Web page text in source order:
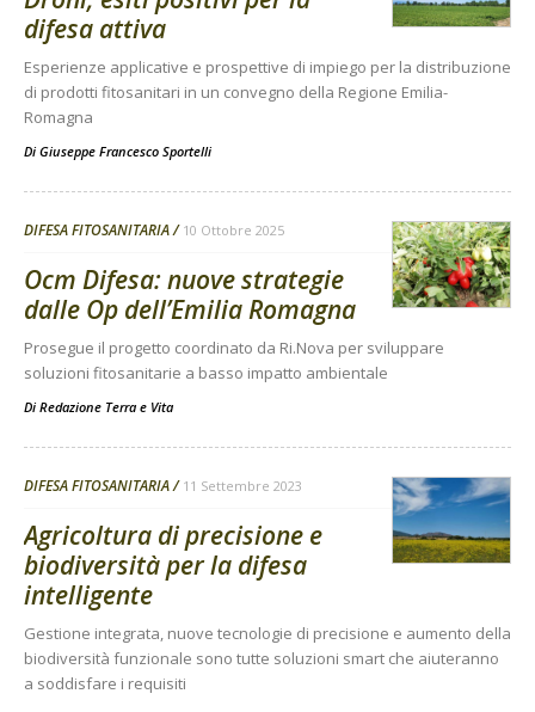
difesa attiva
Esperienze applicative e prospettive di impiego per la distribuzione
di prodotti fitosanitari in un convegno della Regione Emilia-
Romagna
Di Giuseppe Francesco Sportelli
DIFESA FITOSANITARIA 10 Ottobre 2025
Ocm Difesa: nuove strategie
dalle Op dell’Emilia Romagna
Prosegue il progetto coordinato da Ri.Nova per sviluppare
soluzioni fitosanitarie a basso impatto ambientale
Di Redazione Terra e Vita
DIFESA FITOSANITARIA 11 Settembre 2023
Agricoltura di precisione e
biodiversità per la difesa
intelligente
Gestione integrata, nuove tecnologie di precisione e aumento della
biodiversità funzionale sono tutte soluzioni smart che aiuteranno
a soddisfare i requisiti